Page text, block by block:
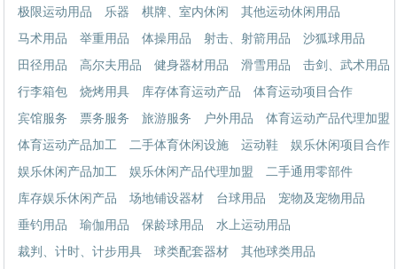
极限运动用品 乐器 棋牌、室内休闲
其他运动休闲用品
马术用品
举重用品 体操用品 射击、射箭用品
沙狐球用品
田径用品
高尔夫用品 健身器材用品 滑雪用品
击剑、武术用品
行李箱包
烧烤用具 库存体育运动产品
体育运动项目合作
宾馆服务
票务服务 旅游服务 户外用品
体育运动产品代理加盟
体育运动产品加工
二手体育休闲设施 运动鞋
娱乐休闲项目合作
娱乐休闲产品加工
娱乐休闲产品代理加盟
二手通用零部件
库存娱乐休闲产品
场地铺设器材 台球用品
宠物及宠物用品
垂钓用品
瑜伽用品 保龄球用品
水上运动用品
裁判、计时、计步用具
球类配套器材
其他球类用品